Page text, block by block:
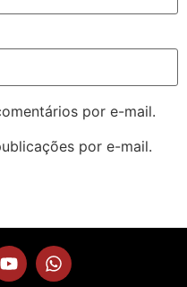
por e-mail.
por e-mail.